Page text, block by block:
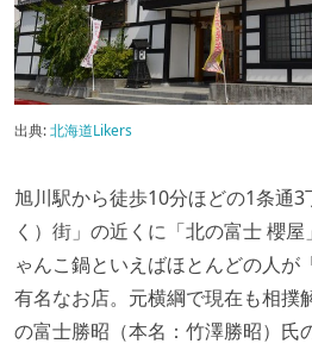
出典:北海道Likers
旭川駅から徒歩10分ほどの1条通3
く）街」の近くに「北の富士 櫻
ゃんこ鍋といえばほとんどの人が
有名なお店。元横綱で現在も相撲
の富士勝昭（本名：竹澤勝昭）氏